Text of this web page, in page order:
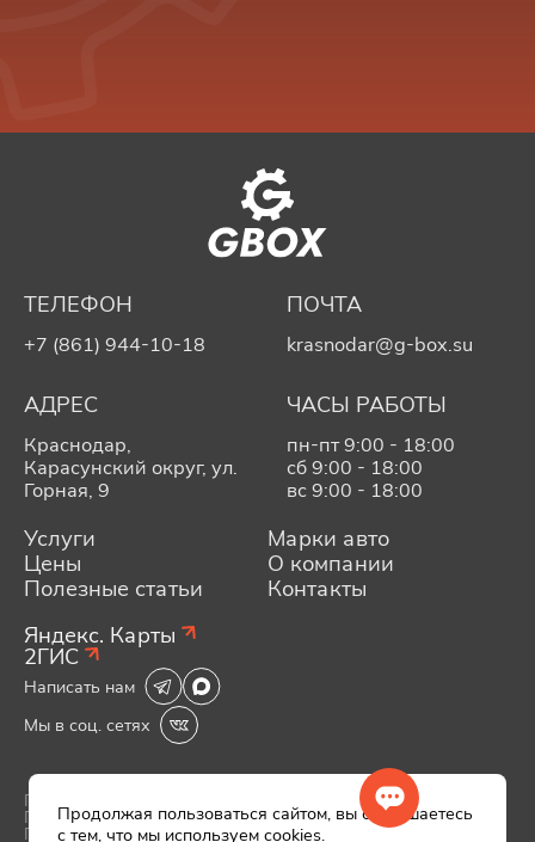
ТЕЛЕФОН
+7 (861) 944-10-18
ПОЧТА
krasnodar@g-box.su
АДРЕС
Краснодар,
Карасунский округ, ул.
Горная, 9
ЧАСЫ РАБОТЫ
пн-пт 9:00 - 18:00
сб 9:00 - 18:00
вс 9:00 - 18:00
Услуги
Марки авто
Цены
О компании
Полезные статьи
Контакты
Яндекс. Карты
2ГИС
Написать нам
Мы в соц. сетях
Политика конфиденциальности
Политика обработки персональных данных
Пользовательское соглашение
Продолжая пользоваться сайтом, вы соглашаетесь
с тем, что мы используем cookies.